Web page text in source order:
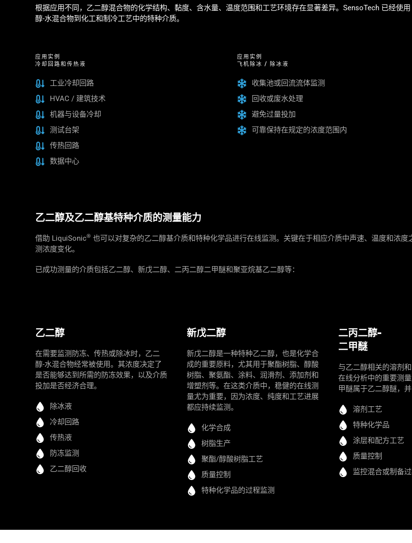
根据应用不同，乙二醇混合物的化学结构、黏度、含水量、温度范围和工艺环境存在显著差异。SensoTech 已经使
醇-水混合物到化工和制冷工艺中的特种介质。
应用实例
冷却回路和传热液
工业冷却回路
HVAC / 建筑技术
机器与设备冷却
测试台架
传热回路
数据中心
应用实例
飞机除冰 / 除冰液
收集池或回流流体监测
回收或废水处理
避免过量投加
可靠保持在规定的浓度范围内
乙二醇及乙二醇基特种介质的测量能力
借助 LiquiSonic® 也可以对复杂的乙二醇基介质和特种化学品进行在线监测。关键在于相应介质中声速、温度和浓
测浓度变化。
已成功测量的介质包括乙二醇、新戊二醇、二丙二醇二甲醚和聚亚烷基乙二醇等：
乙二醇
在需要监测防冻、传热或除冰时，乙二
醇-水混合物经常被使用。其浓度决定了
是否能够达到所需的防冻效果，以及介质
投加是否经济合理。
除冰液
冷却回路
传热液
防冻监测
乙二醇回收
新戊二醇
新戊二醇是一种特种乙二醇，也是化学合
成的重要原料，尤其用于聚酯树脂、醇酸
树脂、聚氨酯、涂料、润滑剂、添加剂和
增塑剂等。在这类介质中，稳健的在线测
量尤为重要，因为浓度、纯度和工艺进展
都应持续监测。
化学合成
树脂生产
聚酯/醇酸树脂工艺
质量控制
特种化学品的过程监测
二丙二醇-
二甲醚
与乙二醇相关的溶剂
在线分析中的重要测
甲醚属于乙二醇醚，并
溶剂工艺
特种化学品
涂层和配方工艺
质量控制
监控混合或制备